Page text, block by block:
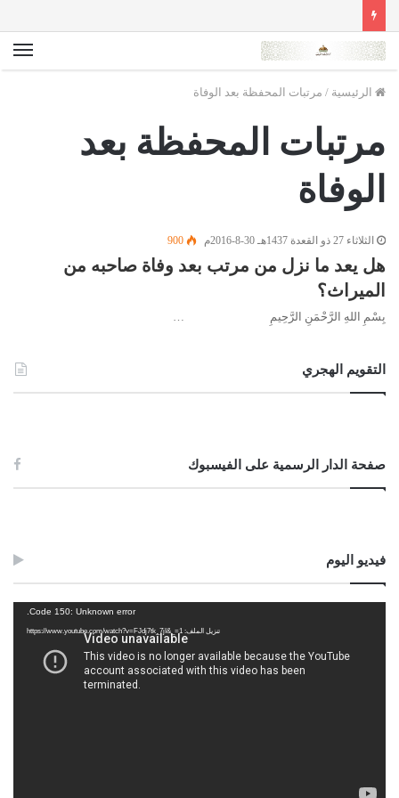
الرئيسية / مرتبات المحفظة بعد الوفاة
مرتبات المحفظة بعد
الوفاة
الثلاثاء 27 ذو القعدة 1437هـ 30-8-2016م 900
هل يعد ما نزل من مرتب بعد وفاة صاحبه من
الميراث؟
بِسْمِ اللهِ الرَّحْمَنِ الرَّحِيمِ …
التقويم الهجري
صفحة الدار الرسمية على الفيسبوك
فيديو اليوم
Code 150: Unknown error.
تنزيل الملف: https://www.youtube.com/watch?v=FJdj7tk_7jI&_=1